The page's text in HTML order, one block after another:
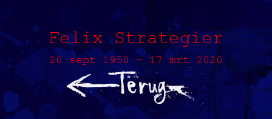
Felix Strategier
20 sept 1950 - 17 mrt 2020